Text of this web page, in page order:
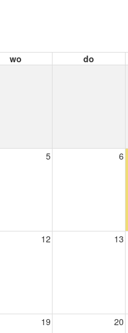
wo do
5 6
12 13
19 20